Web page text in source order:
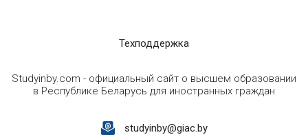
Техподдержка
Studyinby.com - официальный сайт о высшем образовании
в Республике Беларусь для иностранных граждан
studyinby@giac.by